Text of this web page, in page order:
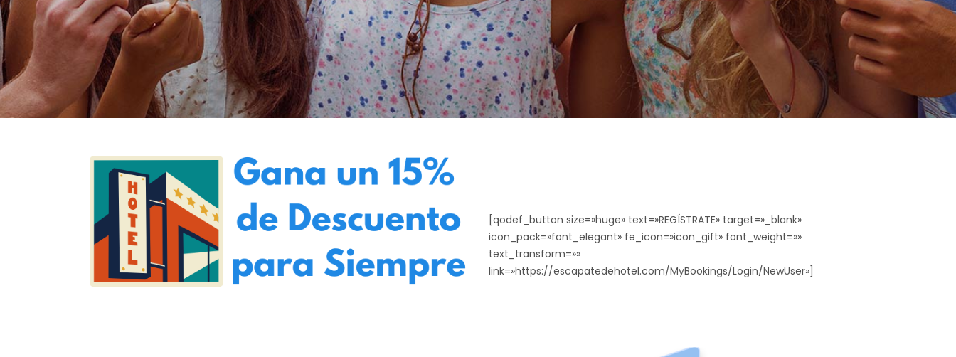
[qodef_button size=»huge» text=»REGÍSTRATE» target=»_blank»
icon_pack=»font_elegant» fe_icon=»icon_gift» font_weight=»»
text_transform=»»
link=»https://escapatedehotel.com/MyBookings/Login/NewUser»]